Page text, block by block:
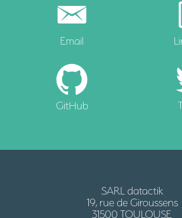
Email
GitHub
SARL datactik
19, rue de Giroussens
31500 TOULOUSE